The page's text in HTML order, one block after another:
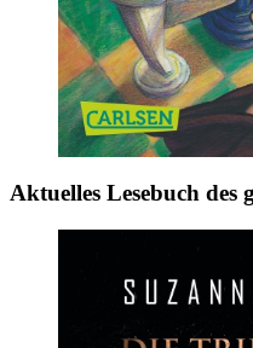
Aktuelles Lesebuch des